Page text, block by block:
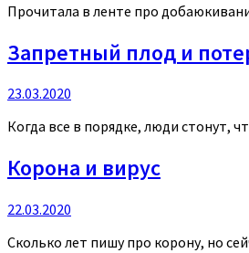
Прочитала в ленте про
Запретный плод и
23.03.2020
Когда все в порядке, люди стонут,
Корона и вирус
22.03.2020
Сколько лет пишу про корону, но